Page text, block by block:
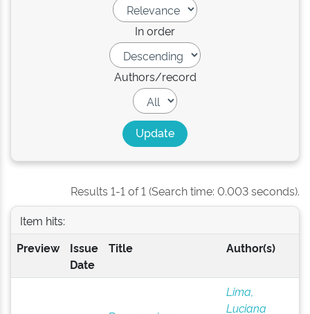
In order
Authors/record
Results 1-1 of 1 (Search time: 0.003 seconds).
Item hits:
Preview
Issue
Date
Title Author(s)
Lima,
Luciana